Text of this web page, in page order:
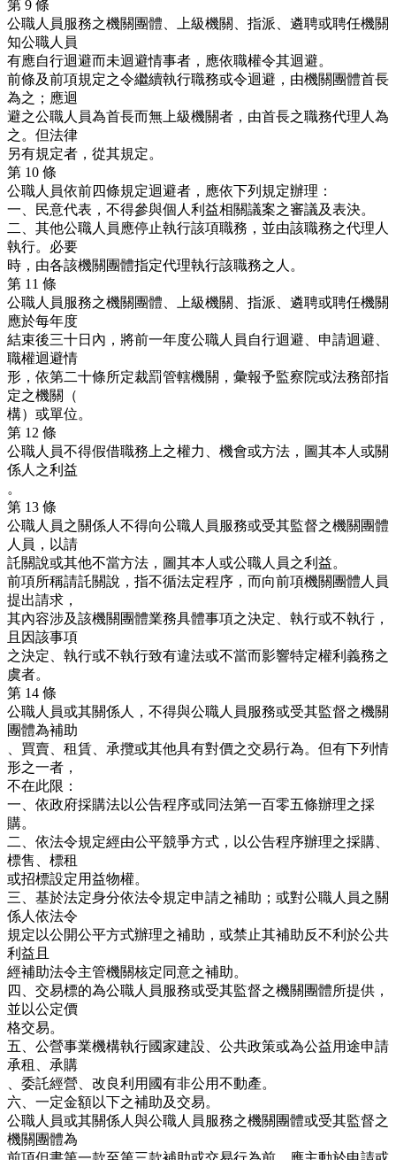
第 9 條
公職人員服務之機關團體、上級機關、指派、遴聘或聘任機關
知公職人員
有應自行迴避而未迴避情事者，應依職權令其迴避。
前條及前項規定之令繼續執行職務或令迴避，由機關團體首長
為之；應迴
避之公職人員為首長而無上級機關者，由首長之職務代理人為
之。但法律
另有規定者，從其規定。
第 10 條
公職人員依前四條規定迴避者，應依下列規定辦理：
一、民意代表，不得參與個人利益相關議案之審議及表決。
二、其他公職人員應停止執行該項職務，並由該職務之代理人
執行。必要
時，由各該機關團體指定代理執行該職務之人。
第 11 條
公職人員服務之機關團體、上級機關、指派、遴聘或聘任機關
應於每年度
結束後三十日內，將前一年度公職人員自行迴避、申請迴避、
職權迴避情
形，依第二十條所定裁罰管轄機關，彙報予監察院或法務部指
定之機關（
構）或單位。
第 12 條
公職人員不得假借職務上之權力、機會或方法，圖其本人或關
係人之利益
。
第 13 條
公職人員之關係人不得向公職人員服務或受其監督之機關團體
人員，以請
託關說或其他不當方法，圖其本人或公職人員之利益。
前項所稱請託關說，指不循法定程序，而向前項機關團體人員
提出請求，
其內容涉及該機關團體業務具體事項之決定、執行或不執行，
且因該事項
之決定、執行或不執行致有違法或不當而影響特定權利義務之
虞者。
第 14 條
公職人員或其關係人，不得與公職人員服務或受其監督之機關
團體為補助
、買賣、租賃、承攬或其他具有對價之交易行為。但有下列情
形之一者，
不在此限：
一、依政府採購法以公告程序或同法第一百零五條辦理之採
購。
二、依法令規定經由公平競爭方式，以公告程序辦理之採購、
標售、標租
或招標設定用益物權。
三、基於法定身分依法令規定申請之補助；或對公職人員之關
係人依法令
規定以公開公平方式辦理之補助，或禁止其補助反不利於公共
利益且
經補助法令主管機關核定同意之補助。
四、交易標的為公職人員服務或受其監督之機關團體所提供，
並以公定價
格交易。
五、公營事業機構執行國家建設、公共政策或為公益用途申請
承租、承購
、委託經營、改良利用國有非公用不動產。
六、一定金額以下之補助及交易。
公職人員或其關係人與公職人員服務之機關團體或受其監督之
機關團體為